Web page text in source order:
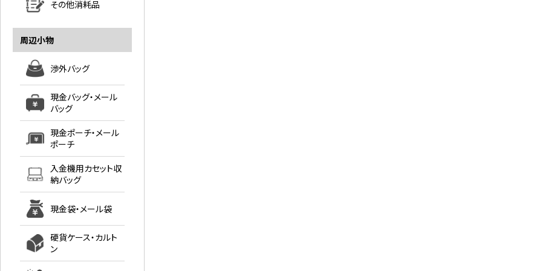
その他消耗品
周辺小物
渉外バッグ
現金バッグ・メール
バッグ
現金ポーチ・メール
ポーチ
入金機用カセット収
納バッグ
現金袋・メール袋
硬貨ケース・カルト
ン